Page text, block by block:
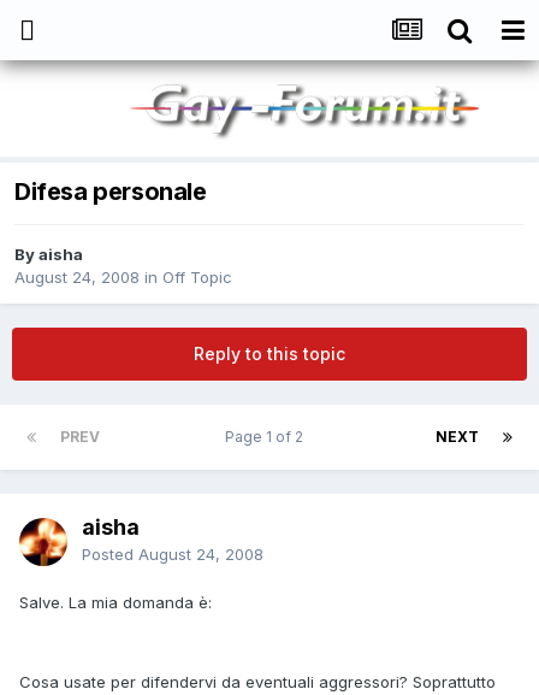
Difesa personale
Byaisha
August 24, 2008 in Off Topic
Reply to this topic
PREV NEXT
Page 1 of 2
aisha
Posted August 24, 2008
Salve. La mia domanda è:
Cosa usate per difendervi da eventuali aggressori? Soprattutto